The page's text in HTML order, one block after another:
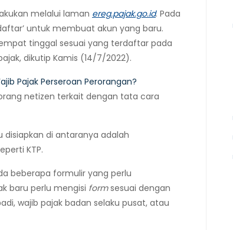
melalui laman ereg.pajak.go.id. Pada
untuk membuat akun yang baru.
tinggal sesuai yang terdaftar pada
dikutip Kamis (14/7/2022).
Pajak Perseroan Perorangan?
netizen terkait dengan tata cara
disiapkan di antaranya adalah
KTP.
beberapa formulir yang perlu
baru perlu mengisi formsesuai dengan
wajib pajak badan selaku pusat, atau